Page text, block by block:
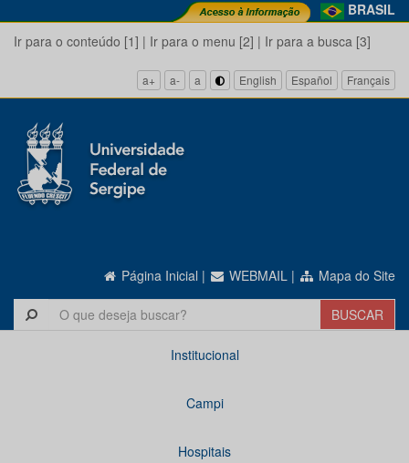
BRASIL
Ir para o conteúdo [1] | Ir para o menu [2] | Ir para a busca [3]
a+ a- a English Español Français
Página Inicial | WEBMAIL | Mapa do Site
Institucional
Campi
Hospitais